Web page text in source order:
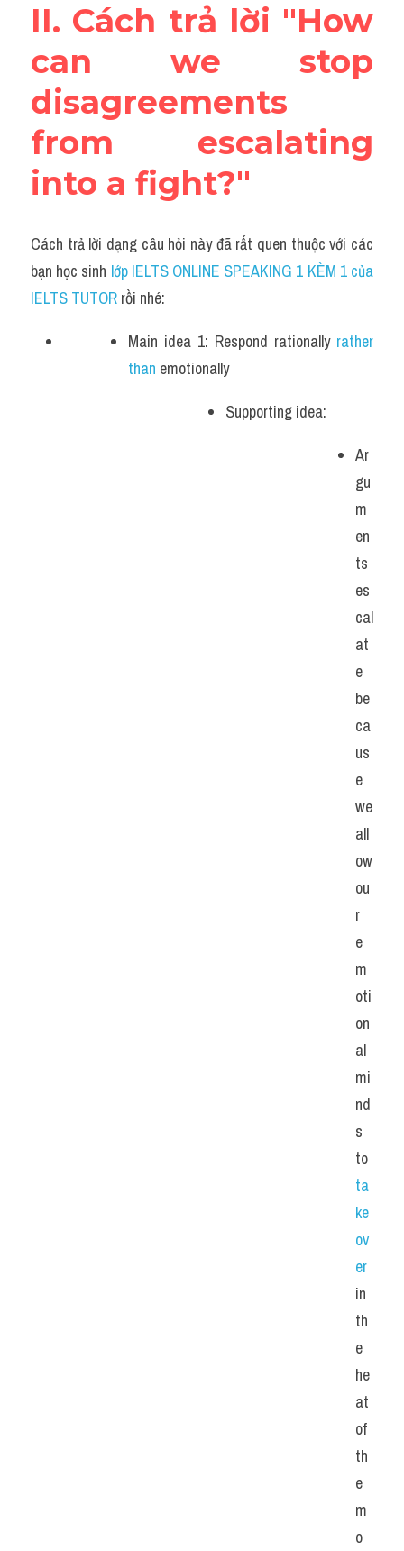
II. Cách trả lời "How
can we stop
disagreements
from escalating
into a fight?"
Cách trả lời dạng câu hỏi này đã rất quen thuộc với các
bạn học sinh lớp IELTS ONLINE SPEAKING 1 KÈM 1 của
IELTS TUTOR rồi nhé:
Main idea 1: Respond rationally rather
than emotionally
Supporting idea:
Ar
gu
m
en
ts
es
cal
at
e
be
ca
us
e
we
all
ow
ou
r
e
m
oti
on
al
mi
nd
s
to
ta
ke
ov
er
in
th
e
he
at
of
th
e
m
o